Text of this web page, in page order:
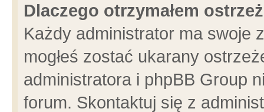
Dlaczego otrzymałem
Każdy administrator ma swoje
mogłeś zostać ukarany
administratora i phpBB Group
forum. Skontaktuj się z